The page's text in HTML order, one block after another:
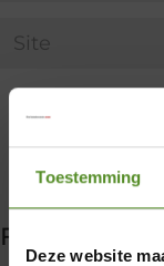
Toestemming
Deze website
Filter